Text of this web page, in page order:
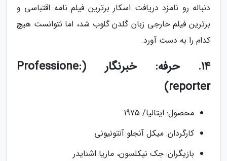
دنباله رو نامزد دریافت اسکار برترین فیلم نامه اقتباسی و
برترین فیلم خارجی زبان گلدن گلوب شد، اما نتوانست هیچ
کدام را به دست آورد.
14. حرفه: خبرنگار (Professione:
reporter)
محصول: ایتالیا/ 1975
کارگردان: میکل آنجلو آنتونیونی
بازیگران: جک نیکلسون، ماریا اشنایدر